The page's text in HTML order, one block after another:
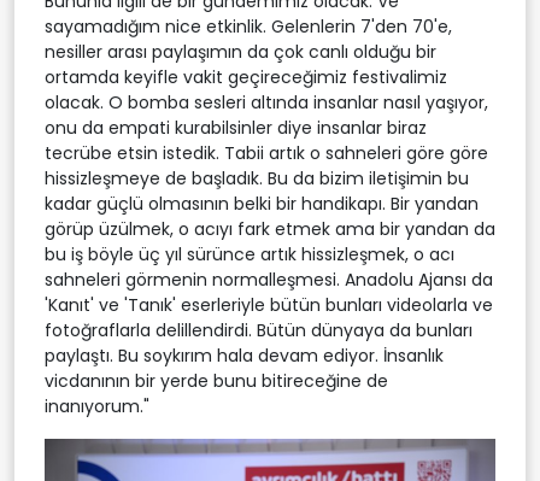
sayamadığım nice etkinlik. Gelenlerin 7'den 70'e,
nesiller arası paylaşımın da çok canlı olduğu bir
ortamda keyifle vakit geçireceğimiz festivalimiz
olacak. O bomba sesleri altında insanlar nasıl yaşıyor,
onu da empati kurabilsinler diye insanlar biraz
tecrübe etsin istedik. Tabii artık o sahneleri göre göre
hissizleşmeye de başladık. Bu da bizim iletişimin bu
kadar güçlü olmasının belki bir handikapı. Bir yandan
görüp üzülmek, o acıyı fark etmek ama bir yandan da
bu iş böyle üç yıl sürünce artık hissizleşmek, o acı
sahneleri görmenin normalleşmesi. Anadolu Ajansı da
'Kanıt' ve 'Tanık' eserleriyle bütün bunları videolarla ve
fotoğraflarla delillendirdi. Bütün dünyaya da bunları
paylaştı. Bu soykırım hala devam ediyor. İnsanlık
vicdanının bir yerde bunu bitireceğine de
inanıyorum."